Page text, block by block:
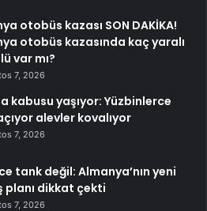
otobüs kazası SON DAKİKA!
otobüs kazasında kaç yaralı
var mı?
7, 2026
kabusu yaşıyor: Yüzbinlerce
alevler kovalıyor
7, 2026
tank değil: Almanya’nın yeni
planı dikkat çekti
7, 2026